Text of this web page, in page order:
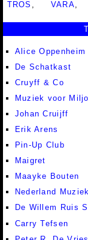
TROS
VARA
Alice Oppenheim
De Schatkast
Cruyff & Co
Muziek voor
Johan Cruijff
Erik Arens
Pin-Up Club
Maigret
Maayke Bouten
Nederland
De Willem Ruis
Carry Tefsen